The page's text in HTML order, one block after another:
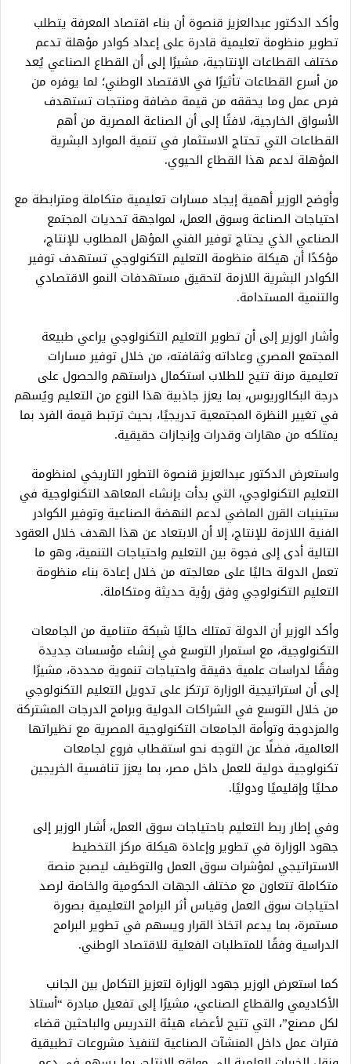
وأكد الدكتور عبدالعزيز قنصوة أن بناء اقتصاد المعرفة يتطلب
تطوير منظومة تعليمية قادرة على إعداد كوادر مؤهلة تدعم
مختلف القطاعات الإنتاجية، مشيرًا إلى أن القطاع الصناعي يُعد
من أسرع القطاعات تأثيرًا في الاقتصاد الوطني؛ لما يوفره من
فرص عمل وما يحققه من قيمة مضافة ومنتجات تستهدف
الأسواق الخارجية، لافتًا إلى أن الصناعة المصرية من أهم
القطاعات التي تحتاج الاستثمار في تنمية الموارد البشرية
المؤهلة لدعم هذا القطاع الحيوي.
وأوضح الوزير أهمية إيجاد مسارات تعليمية متكاملة ومترابطة مع
احتياجات الصناعة وسوق العمل، لمواجهة تحديات المجتمع
الصناعي الذي يحتاج توفير الفني المؤهل المطلوب للإنتاج،
مؤكدًا أن هيكلة منظومة التعليم التكنولوجي تستهدف توفير
الكوادر البشرية اللازمة لتحقيق مستهدفات النمو الاقتصادي
والتنمية المستدامة.
وأشار الوزير إلى أن تطوير التعليم التكنولوجي يراعي طبيعة
المجتمع المصري وعاداته وثقافته، من خلال توفير مسارات
تعليمية مرنة تتيح للطلاب استكمال دراستهم والحصول على
درجة البكالوريوس، بما يعزز جاذبية هذا النوع من التعليم ويُسهم
في تغيير النظرة المجتمعية تدريجيًا، بحيث ترتبط قيمة الفرد بما
يمتلكه من مهارات وقدرات وإنجازات حقيقية.
واستعرض الدكتور عبدالعزيز قنصوة التطور التاريخي لمنظومة
التعليم التكنولوجي، التي بدأت بإنشاء المعاهد التكنولوجية في
ستينيات القرن الماضي لدعم النهضة الصناعية وتوفير الكوادر
الفنية اللازمة للإنتاج، إلا أن الابتعاد عن هذا الهدف خلال العقود
التالية أدى إلى فجوة بين التعليم واحتياجات التنمية، وهو ما
تعمل الدولة حاليًا على معالجته من خلال إعادة بناء منظومة
التعليم التكنولوجي وفق رؤية حديثة ومتكاملة.
وأكد الوزير أن الدولة تمتلك حاليًا شبكة متنامية من الجامعات
التكنولوجية، مع استمرار التوسع في إنشاء مؤسسات جديدة
وفقًا لدراسات علمية دقيقة واحتياجات تنموية محددة، مشيرًا
إلى أن استراتيجية الوزارة ترتكز على تدويل التعليم التكنولوجي
من خلال التوسع في الشراكات الدولية وبرامج الدرجات المشتركة
والمزدوجة وتوأمة الجامعات التكنولوجية المصرية مع نظيراتها
العالمية، فضلًا عن التوجه نحو استقطاب فروع لجامعات
تكنولوجية دولية للعمل داخل مصر، بما يعزز تنافسية الخريجين
محليًا وإقليميًا ودوليًا.
وفي إطار ربط التعليم باحتياجات سوق العمل، أشار الوزير إلى
جهود الوزارة في تطوير وإعادة هيكلة مركز التخطيط
الاستراتيجي لمؤشرات سوق العمل والتوظيف ليصبح منصة
متكاملة تتعاون مع مختلف الجهات الحكومية والخاصة لرصد
احتياجات سوق العمل وقياس أثر البرامج التعليمية بصورة
مستمرة، بما يدعم اتخاذ القرار ويسهم في تطوير البرامج
الدراسية وفقًا للمتطلبات الفعلية للاقتصاد الوطني.
كما استعرض الوزير جهود الوزارة لتعزيز التكامل بين الجانب
الأكاديمي والقطاع الصناعي، مشيرًا إلى تفعيل مبادرة “أستاذ
لكل مصنع”، التي تتيح لأعضاء هيئة التدريس والباحثين قضاء
فترات عمل داخل المنشآت الصناعية لتنفيذ مشروعات تطبيقية